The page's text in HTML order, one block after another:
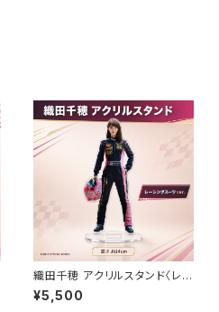
織田千穂 アクリルスタンド〈レー
シングスーツ ver.〉｜高さ約14
cm
¥5,500